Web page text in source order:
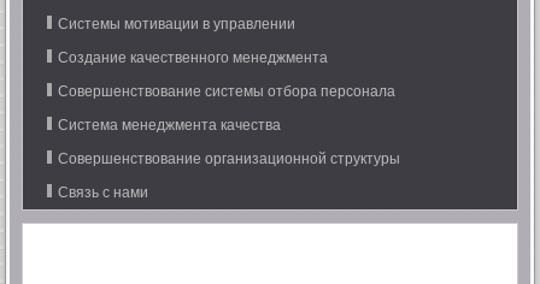
Системы мотивации в управлении
Создание качественного менеджмента
Совершенствование системы отбора персонала
Система менеджмента качества
Совершенствование организационной структуры
Связь с нами